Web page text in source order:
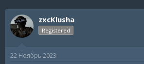
т
о
р
м
т
а
н
а
zxcKlusha
Registered
22 Ноябрь 2023